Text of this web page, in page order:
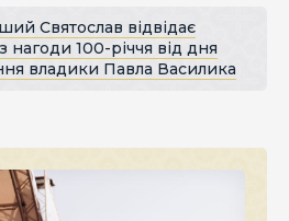
Святослав відвідає
100-річчя від дня
владики Павла Василика